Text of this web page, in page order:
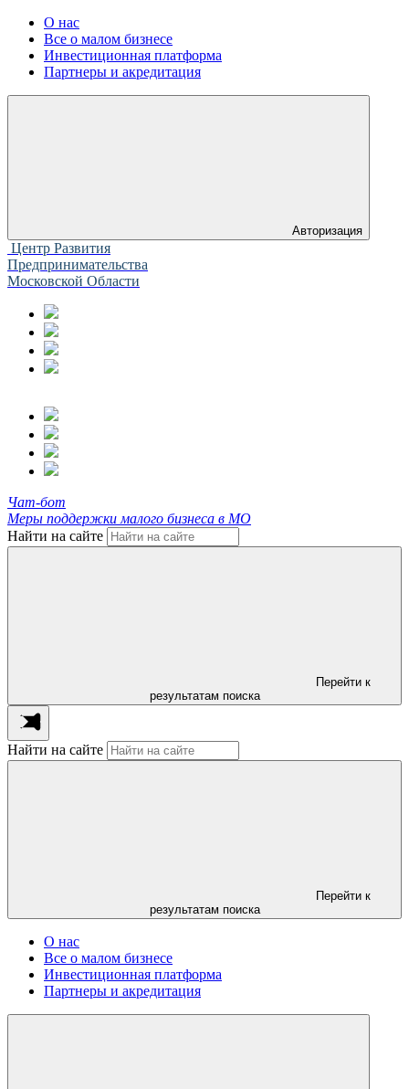
О нас
Все о малом бизнесе
Инвестиционная платформа
Партнеры и акредитация
Авторизация
Центр Развития
Предпринимательства
Московской Области
Чат-бот
Меры поддержки малого бизнеса в МО
Найти на сайте
Перейти к
результатам поиска
Найти на сайте
Перейти к
результатам поиска
О нас
Все о малом бизнесе
Инвестиционная платформа
Партнеры и акредитация